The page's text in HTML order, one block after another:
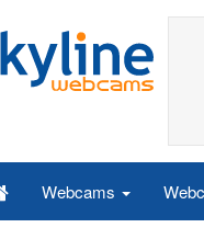
Webcams